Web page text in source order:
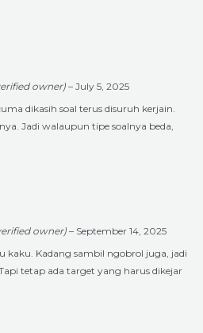
owner)– July 5, 2025
dikasih soal terus disuruh kerjain.
Jadi walaupun tipe soalnya beda,
owner)– September 14, 2025
kaku. Kadang sambil ngobrol juga, jadi
tetap ada target yang harus dikejar